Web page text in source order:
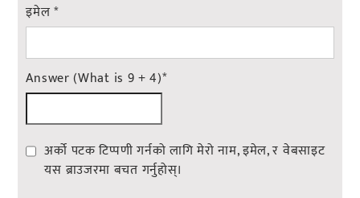
इमेल*
Answer (What is 9 + 4)*
अर्को पटक टिप्पणी गर्नको लागि मेरो नाम, इमेल, र वेबसाइट
यस ब्राउजरमा बचत गर्नुहोस्।